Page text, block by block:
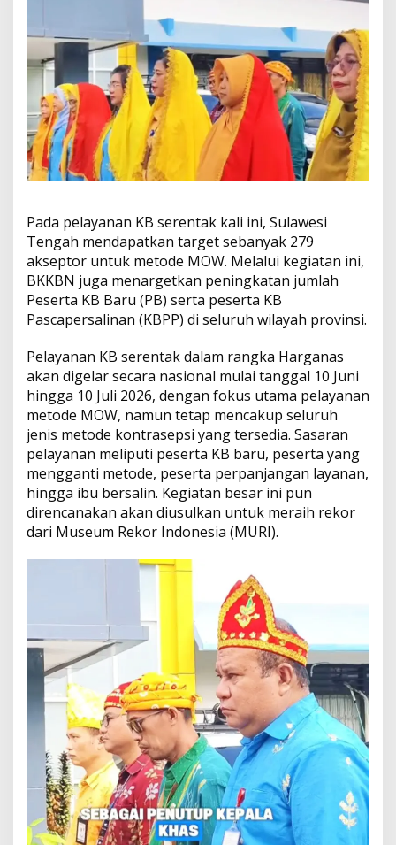
Pada pelayanan KB serentak kali ini, Sulawesi
Tengah mendapatkan target sebanyak 279
akseptor untuk metode MOW. Melalui kegiatan ini,
BKKBN juga menargetkan peningkatan jumlah
Peserta KB Baru (PB) serta peserta KB
Pascapersalinan (KBPP) di seluruh wilayah provinsi.
Pelayanan KB serentak dalam rangka Harganas
akan digelar secara nasional mulai tanggal 10 Juni
hingga 10 Juli 2026, dengan fokus utama pelayanan
metode MOW, namun tetap mencakup seluruh
jenis metode kontrasepsi yang tersedia. Sasaran
pelayanan meliputi peserta KB baru, peserta yang
mengganti metode, peserta perpanjangan layanan,
hingga ibu bersalin. Kegiatan besar ini pun
direncanakan akan diusulkan untuk meraih rekor
dari Museum Rekor Indonesia (MURI).